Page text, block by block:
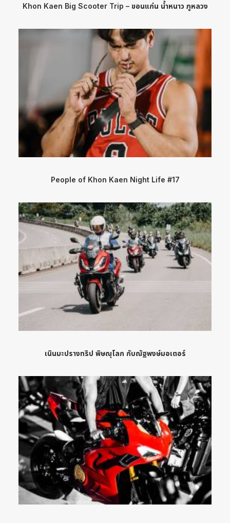
Khon Kaen Big Scooter Trip – ขอนแก่น น้ำหนาว ภูหลวง
People of Khon Kaen Night Life #17
เนินมะปรางทริป พิษณุโลก กับณัฐพงษ์มอเตอร์